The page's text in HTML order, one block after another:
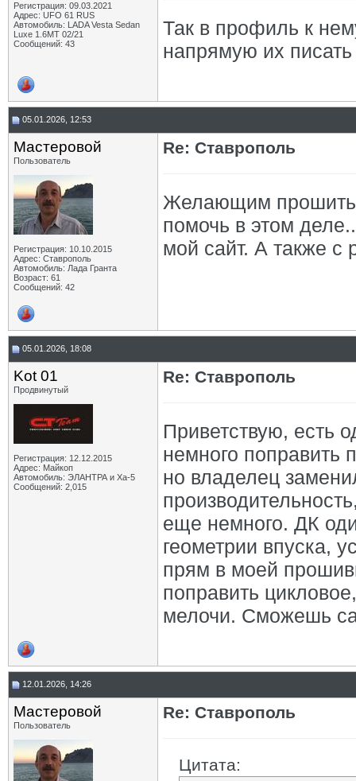
Регистрация: 09.03.2021
Адрес: UFO 61 RUS
Автомобиль: LADA Vesta Sedan
Luxe 1.6MT 02/21
Сообщений: 43
Так в профиль к
напрямую их
05.01.2026, 12:53
Мастеровой
Пользователь
Регистрация: 10.10.2015
Адрес: Ставрополь
Автомобиль: Лада Гранта
Возраст: 61
Сообщений: 42
Re: Ставрополь
Желающим прошить
помочь в этом
мой сайт. А также с
05.01.2026, 18:08
Kot 01
Продвинутый
Регистрация: 12.12.2015
Адрес: Майкоп
Автомобиль: ЭЛАНТРА и Ха-5
Сообщений: 2,015
Re: Ставрополь
Приветствую, есть
немного поправить
но владелец
еще немного. ДК
геометрии впуска,
прям в моей
поправить
мелочи. Сможешь
12.01.2026, 14:26
Мастеровой
Пользователь
Re: Ставрополь
Цитата: